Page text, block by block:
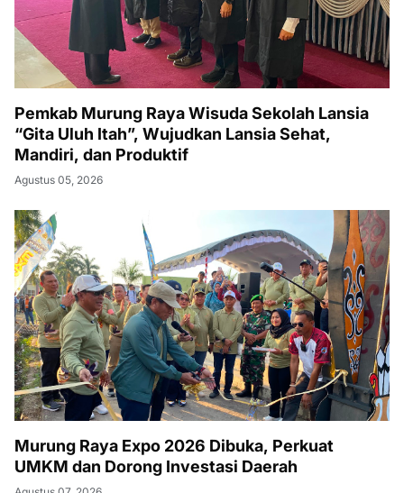
Pemkab Murung Raya Wisuda Sekolah Lansia
“Gita Uluh Itah”, Wujudkan Lansia Sehat,
Mandiri, dan Produktif
Agustus 05, 2026
Murung Raya Expo 2026 Dibuka, Perkuat
UMKM dan Dorong Investasi Daerah